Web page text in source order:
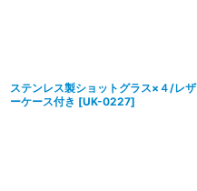
ステンレス製ショットグラス×４/レザ
ーケース付き [UK-0227]